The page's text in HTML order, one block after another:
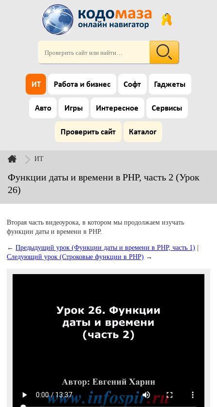
ИТ Работа и бизнес Софт Гаджеты
Авто Игры Интересное Сервисы
Проверить сайт Каталог
ИТ
Функции даты и времени в PHP, часть 2 (Урок
26)
Вторая часть видеоурока, в котором мы продолжаем изучать
функции даты и времени в PHP.
←Предыдущий урок (Функции даты и времени в PHP, часть 1) |
Следующий урок (Строковые функции в PHP) →